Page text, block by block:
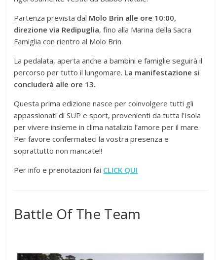
Partenza prevista dal Molo Brin alle ore 10:00,
direzione via Redipuglia, fino alla Marina della Sacra
Famiglia con rientro al Molo Brin.
La pedalata, aperta anche a bambini e famiglie seguirà il
percorso per tutto il lungomare. La manifestazione si
concluderà alle ore 13.
Questa prima edizione nasce per coinvolgere tutti gli
appassionati di SUP e sport, provenienti da tutta l’Isola
per vivere insieme in clima natalizio l’amore per il mare.
Per favore confermateci la vostra presenza e
soprattutto non mancate!!
Per info e prenotazioni fai CLICK QUI
Battle Of The Team